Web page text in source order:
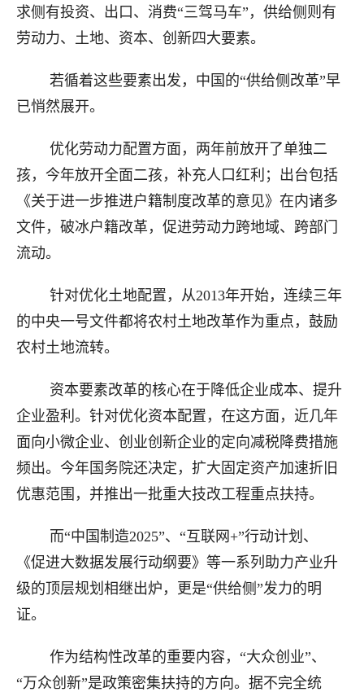
求侧有投资、出口、消费“三驾马车”，供给侧则有
劳动力、土地、资本、创新四大要素。
若循着这些要素出发，中国的“供给侧改革”早
已悄然展开。
优化劳动力配置方面，两年前放开了单独二
孩，今年放开全面二孩，补充人口红利；出台包括
《关于进一步推进户籍制度改革的意见》在内诸多
文件，破冰户籍改革，促进劳动力跨地域、跨部门
流动。
针对优化土地配置，从2013年开始，连续三年
的中央一号文件都将农村土地改革作为重点，鼓励
农村土地流转。
资本要素改革的核心在于降低企业成本、提升
企业盈利。针对优化资本配置，在这方面，近几年
面向小微企业、创业创新企业的定向减税降费措施
频出。今年国务院还决定，扩大固定资产加速折旧
优惠范围，并推出一批重大技改工程重点扶持。
而“中国制造2025”、“互联网+”行动计划、
《促进大数据发展行动纲要》等一系列助力产业升
级的顶层规划相继出炉，更是“供给侧”发力的明
证。
作为结构性改革的重要内容，“大众创业”、
“万众创新”是政策密集扶持的方向。据不完全统